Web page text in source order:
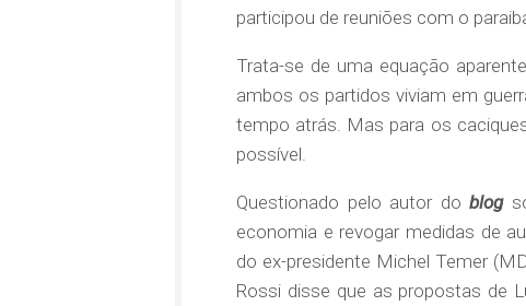
participou de reuniões com o
Trata-se de uma equação
ambos os partidos viviam em
tempo atrás. Mas para os
possível.
Questionado pelo autor doblog
economia e revogar medidas de
do ex-presidente Michel Temer
Rossi disse que as propostas de